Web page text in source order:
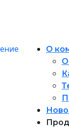
О
О